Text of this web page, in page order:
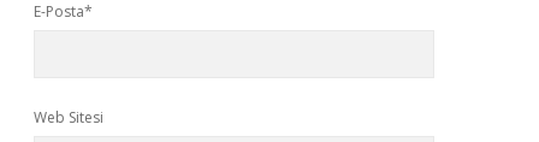
E-Posta*
Web Sitesi